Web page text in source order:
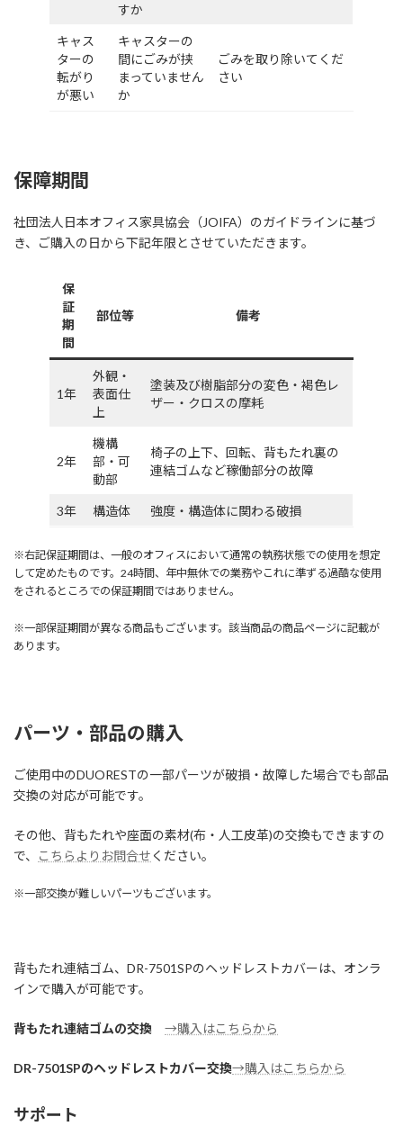
すか
キャス
ターの
転がり
が悪い
キャスターの
間にごみが挟
まっていません
か
ごみを取り除いてくだ
さい
保障期間
社団法人日本オフィス家具協会（JOIFA）のガイドラインに基づ
き、ご購入の日から下記年限とさせていただきます。
保
証
期
間
部位等 備考
1年
外観・
表面仕
上
塗装及び樹脂部分の変色・褐色レ
ザー・クロスの摩耗
2年
機構
部・可
動部
椅子の上下、回転、背もたれ裏の
連結ゴムなど稼働部分の故障
3年 構造体 強度・構造体に関わる破損
※右記保証期間は、一般のオフィスにおいて通常の執務状態での使用を想定
して定めたものです。24時間、年中無休での業務やこれに準ずる過酷な使用
をされるところでの保証期間ではありません。
※一部保証期間が異なる商品もございます。該当商品の商品ページに記載が
あります。
パーツ・部品の購入
ご使用中のDUORESTの一部パーツが破損・故障した場合でも部品
交換の対応が可能です。
その他、背もたれや座面の素材(布・人工皮革)の交換もできますの
で、
こちらよりお問合せ ください。
※一部交換が難しいパーツもございます。
背もたれ連結ゴム、DR-7501SPのヘッドレストカバーは、オンラ
インで購入が可能です。
背もたれ連結ゴムの交換 →購入はこちらから
DR-7501SPのヘッドレストカバー交換→購入はこちらから
サポート